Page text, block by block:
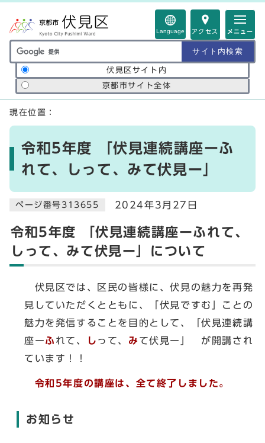
Language アクセス メニュー
サイト内検索の範囲
伏見区サイト内
京都市サイト全体
ここから本文です
現在位置：
令和5年度 「伏見連続講座ーふ
れて、しって、みて伏見ー」
ページ番号313655 2024年3月27日
令和5年度 「伏見連続講座ーふれて、
しって、みて伏見ー」について
伏見区では、区民の皆様に、伏見の魅力を再発
見していただくとともに、「伏見ですむ」ことの
魅力を発信することを目的として、「伏見連続講
座ーふ れて、 し って、 み て伏見ー」 が開講され
ています！！
令和5年度の講座は、全て終了しました。
お知らせ